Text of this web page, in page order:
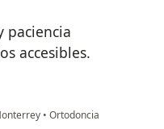
paciencia
accesibles.
• Ortodoncia